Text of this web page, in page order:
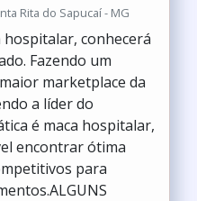
Rita do Sapucaí - MG
conhecerá
Fazendo um
marketplace da
a líder do
é maca hospitalar,
encontrar ótima
para